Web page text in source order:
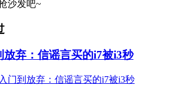
沙发吧~
弃：信谣言买的i7被i3秒